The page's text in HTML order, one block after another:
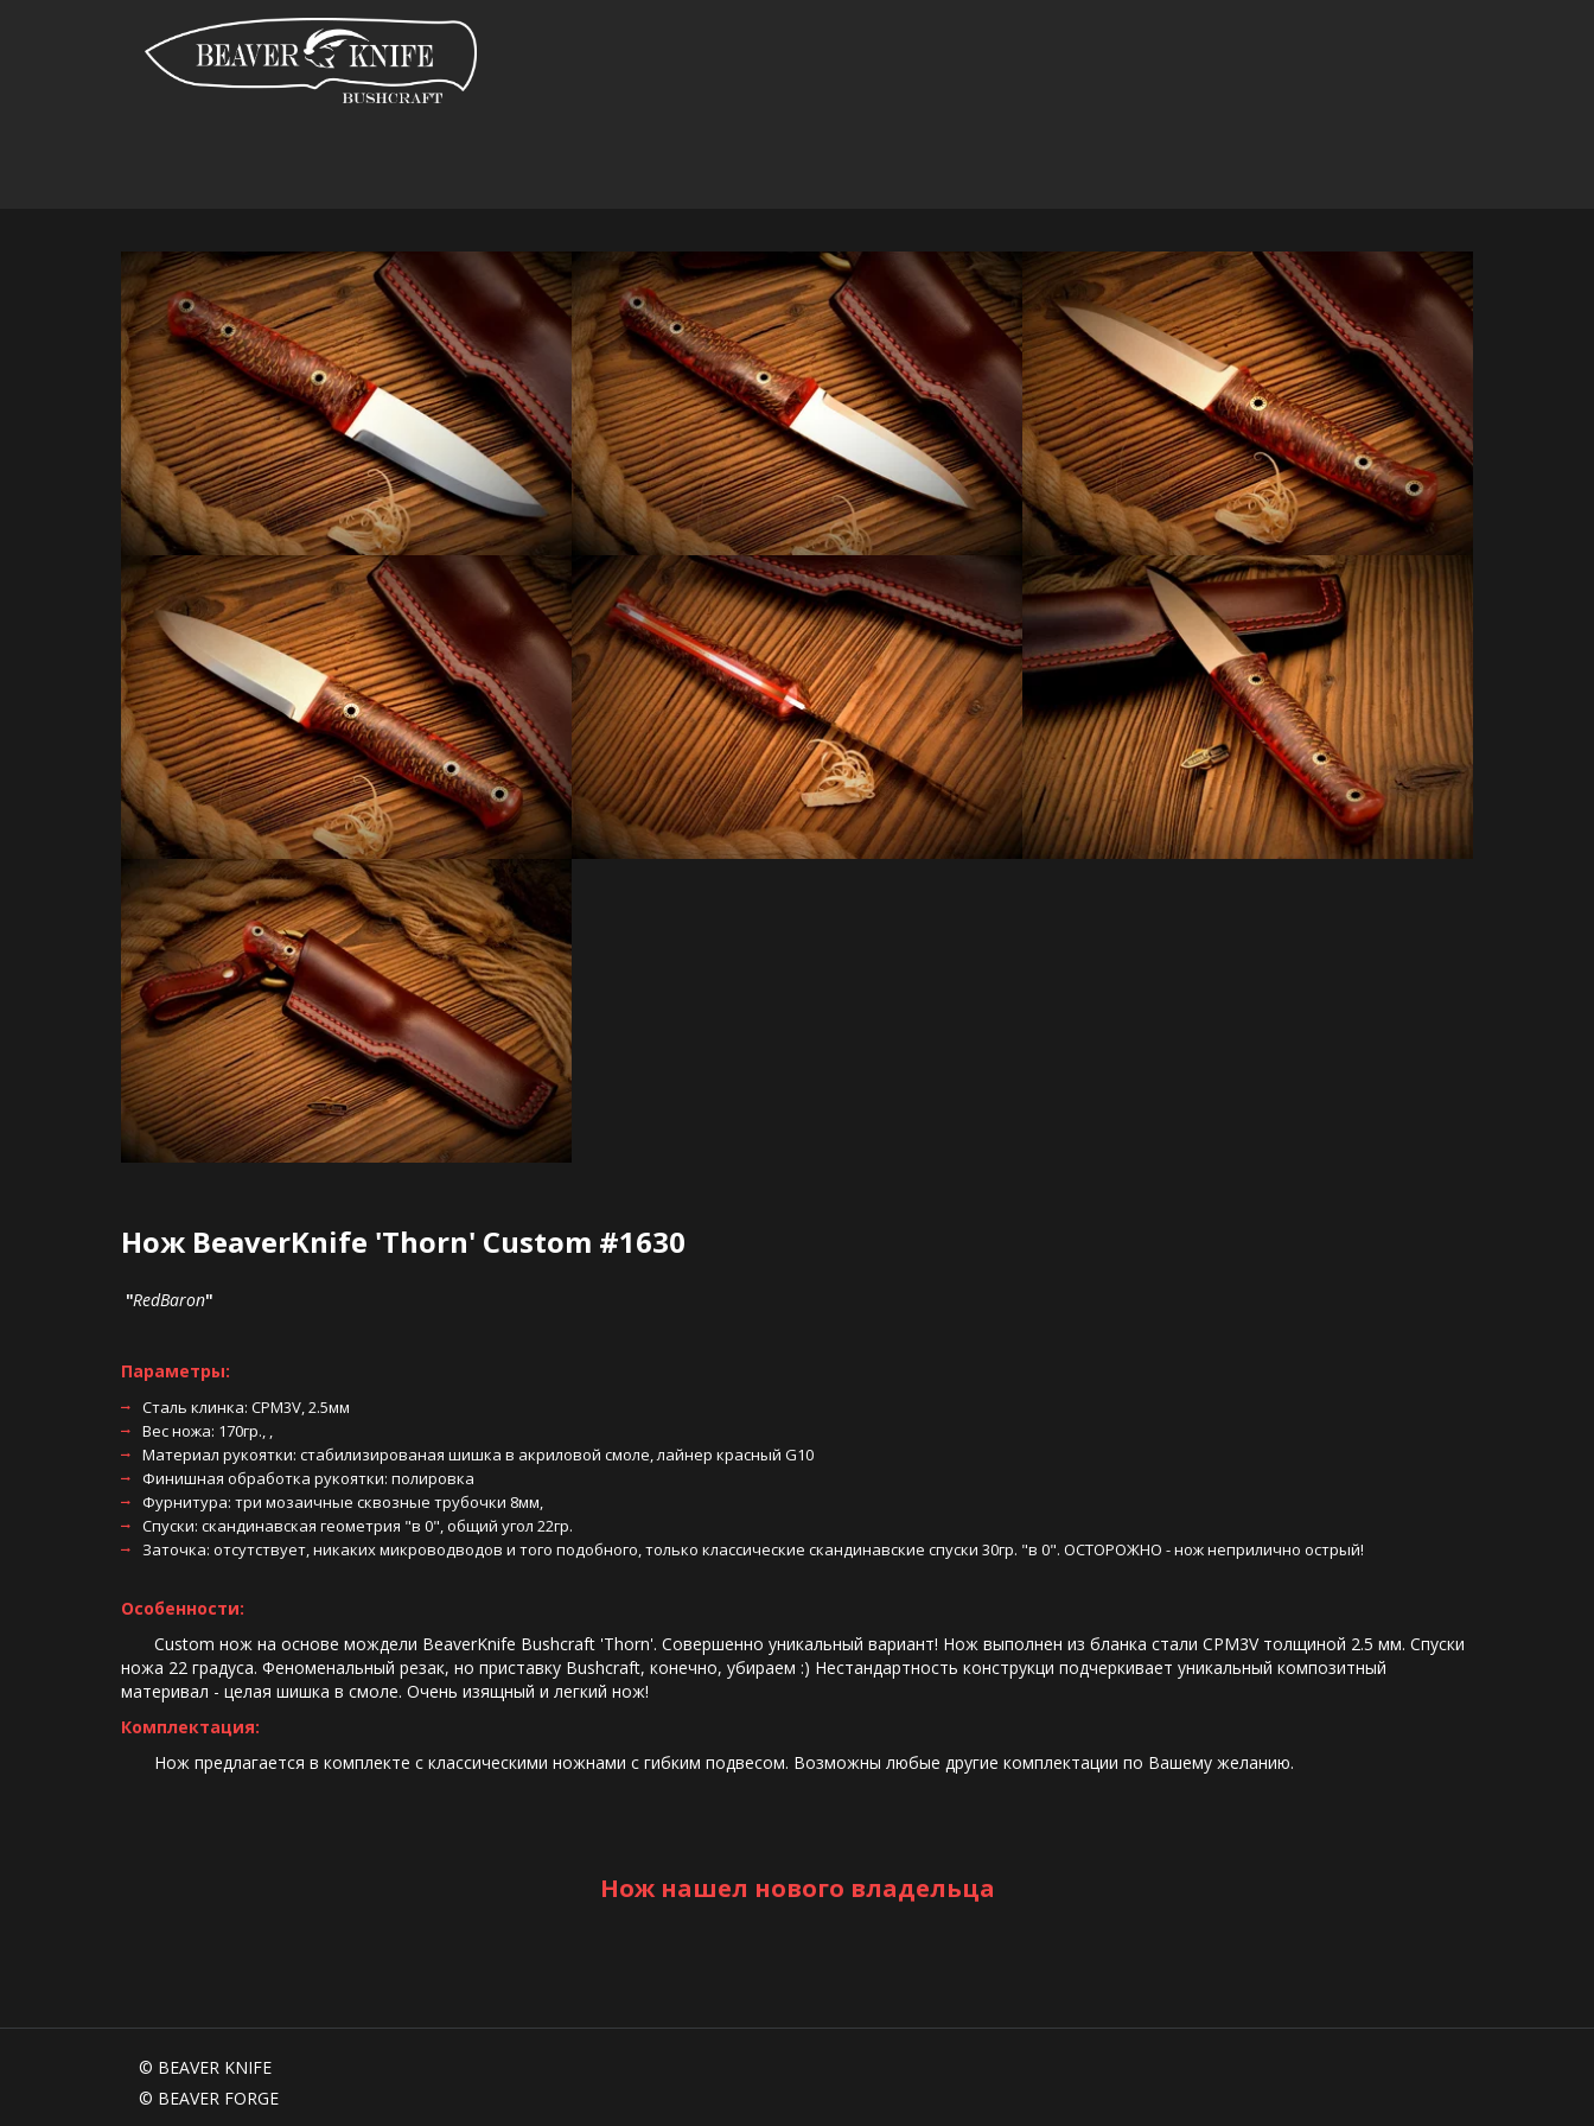
Нож BeaverKnife 'Thorn' Custom #1630
"RedBaron"
Параметры:
Сталь клинка: CPM3V, 2.5мм
Вес ножа: 170гр., ,
Материал рукоятки: стабилизированая шишка в акриловой смоле, лайнер красный G10
Финишная обработка рукоятки: полировка
Фурнитура: три мозаичные сквозные трубочки 8мм,
Спуски: скандинавская геометрия "в 0", общий угол 22гр.
Заточка: отсутствует, никаких микроводводов и того подобного, только классические скандинавские спуски 30гр. "в 0". ОСТОРОЖНО - нож неприлично острый!
Особенности:
Custom нож на основе мождели BeaverKnife Bushcraft 'Thorn'. Совершенно уникальный вариант! Нож выполнен из бланка стали CPM3V толщиной 2.5 мм. Спуски
ножа 22 градуса. Феноменальный резак, но приставку Bushcraft, конечно, убираем :) Нестандартность конструкци подчеркивает уникальный композитный
материвал - целая шишка в смоле. Очень изящный и легкий нож!
Комплектация:
Нож предлагается в комплекте с классическими ножнами с гибким подвесом. Возможны любые другие комплектации по Вашему желанию.
Нож нашел нового владельца
© BEAVER KNIFE
© BEAVER FORGE